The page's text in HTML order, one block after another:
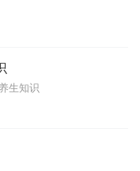
生知识